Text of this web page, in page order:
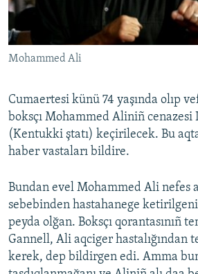
Українською
RFE/RS bütün saytları
Mohammed Ali
Cumaertesi künü 74 yaşında olıp
boksçı Mohammed Aliniñ
(Kentukki ştatı) keçirilecek. Bu
haber vastaları bildire.
Bundan evel Mohammed Ali nefes
sebebinden hastahanege
peyda olğan. Boksçı qorantasınıñ
Gannell, Ali aqciger hastalığından
kerek, dep bildirgen edi. Amma